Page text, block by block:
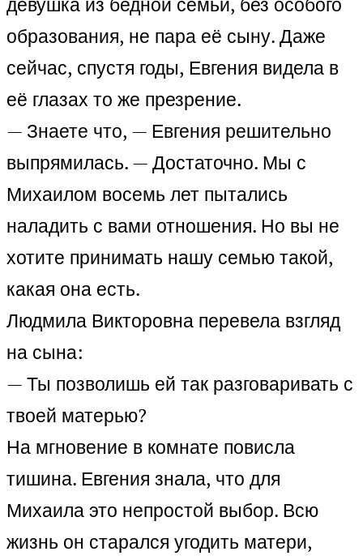
образования, не пара её сыну. Даже
сейчас, спустя годы, Евгения видела в
её глазах то же презрение.
— Знаете что, — Евгения решительно
выпрямилась. — Достаточно. Мы с
Михаилом восемь лет пытались
наладить с вами отношения. Но вы не
хотите принимать нашу семью такой,
какая она есть.
Людмила Викторовна перевела взгляд
на сына:
— Ты позволишь ей так разговаривать с
твоей матерью?
На мгновение в комнате повисла
тишина. Евгения знала, что для
Михаила это непростой выбор. Всю
жизнь он старался угодить матери,